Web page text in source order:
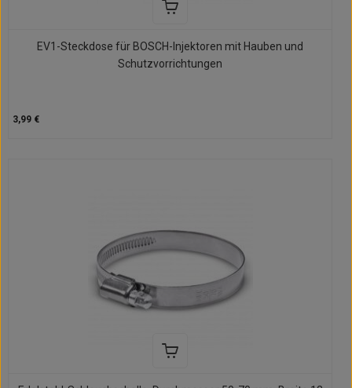
EV1-Steckdose für BOSCH-Injektoren mit Hauben und
Schutzvorrichtungen
3,99 €